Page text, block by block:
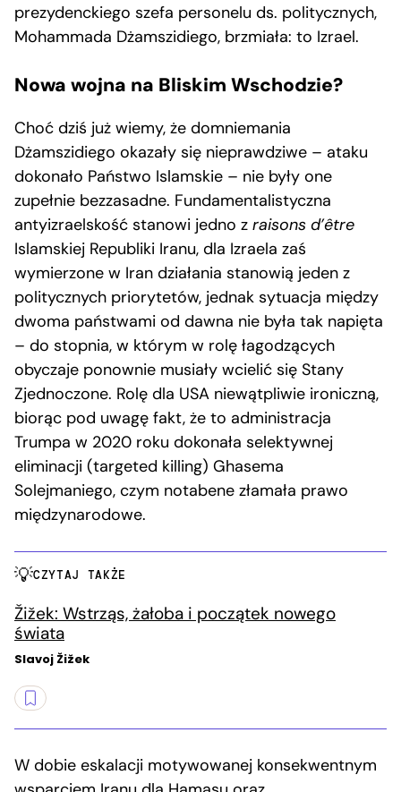
prezydenckiego szefa personelu ds. politycznych,
Mohammada Dżamszidiego, brzmiała: to Izrael.
Nowa wojna na Bliskim Wschodzie?
Choć dziś już wiemy, że domniemania
Dżamszidiego okazały się nieprawdziwe – ataku
dokonało Państwo Islamskie – nie były one
zupełnie bezzasadne. Fundamentalistyczna
antyizraelskość stanowi jedno z raisons d’être
Islamskiej Republiki Iranu, dla Izraela zaś
wymierzone w Iran działania stanowią jeden z
politycznych priorytetów, jednak sytuacja między
dwoma państwami od dawna nie była tak napięta
– do stopnia, w którym w rolę łagodzących
obyczaje ponownie musiały wcielić się Stany
Zjednoczone. Rolę dla USA niewątpliwie ironiczną,
biorąc pod uwagę fakt, że to administracja
Trumpa w 2020 roku dokonała selektywnej
eliminacji (targeted killing) Ghasema
Solejmaniego, czym notabene złamała prawo
międzynarodowe.
CZYTAJ TAKŻE
Žižek: Wstrząs, żałoba i początek nowego
świata
Slavoj Žižek
W dobie eskalacji motywowanej konsekwentnym